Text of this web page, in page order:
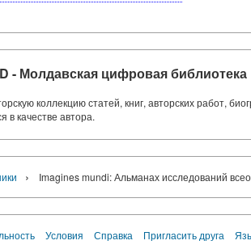
- Молдавская цифровая библиотека
коллекцию статей, книг, авторских работ,
в качестве автора.
› Imagines mundi: Альманах исследований
Условия Справка Пригласить друга